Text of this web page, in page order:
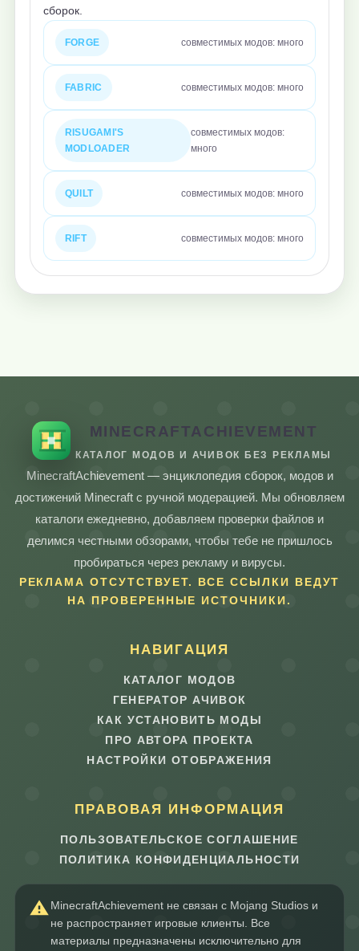
сборок.
FORGE совместимых модов: много
FABRIC совместимых модов: много
RISUGAMI'S
MODLOADER
совместимых модов:
много
QUILT совместимых модов: много
RIFT совместимых модов: много
MINECRAFTACHIEVEMENT
КАТАЛОГ МОДОВ И АЧИВОК БЕЗ РЕКЛАМЫ
MinecraftAchievement — энциклопедия сборок, модов и
достижений Minecraft с ручной модерацией. Мы обновляем
каталоги ежедневно, добавляем проверки файлов и
делимся честными обзорами, чтобы тебе не пришлось
пробираться через рекламу и вирусы.
РЕКЛАМА ОТСУТСТВУЕТ. ВСЕ ССЫЛКИ ВЕДУТ
НА ПРОВЕРЕННЫЕ ИСТОЧНИКИ.
НАВИГАЦИЯ
КАТАЛОГ МОДОВ
ГЕНЕРАТОР АЧИВОК
КАК УСТАНОВИТЬ МОДЫ
ПРО АВТОРА ПРОЕКТА
НАСТРОЙКИ ОТОБРАЖЕНИЯ
ПРАВОВАЯ ИНФОРМАЦИЯ
ПОЛЬЗОВАТЕЛЬСКОЕ СОГЛАШЕНИЕ
ПОЛИТИКА КОНФИДЕНЦИАЛЬНОСТИ
MinecraftAchievement не связан с Mojang Studios и
не распространяет игровые клиенты. Все
материалы предназначены исключительно для